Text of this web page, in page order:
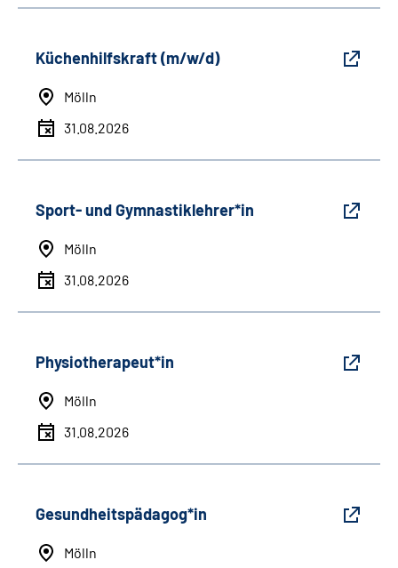
Küchenhilfskraft (m/w/d)
Mölln
31.08.2026
Sport- und Gymnastiklehrer*in
Mölln
31.08.2026
Physiotherapeut*in
Mölln
31.08.2026
Gesundheitspädagog*in
Mölln